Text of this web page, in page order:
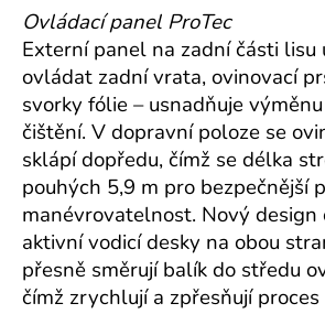
Ovládací panel ProTec
Externí panel na zadní části lisu
ovládat zadní vrata, ovinovací
svorky fólie – usnadňuje
čištění. V dopravní poloze se
sklápí dopředu, čímž se délka
pouhých 5,9 m pro bezpečnější
manévrovatelnost. Nový design
aktivní vodicí desky na obou
přesně směrují balík do středu
čímž zrychlují a zpřesňují proces